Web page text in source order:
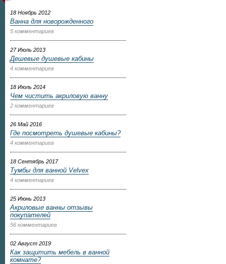
18 Ноябрь 2012
Ванна для новорожденного
5 комментариев
27 Июль 2013
Дешевые душевые кабины
4 комментариев
18 Июль 2014
Чем чистить акриловую ванну
2 комментариев
26 Май 2016
Где посмотреть душевые кабины?
4 комментариев
18 Сентябрь 2017
Тумбы для ванной Velvex
4 комментариев
25 Июнь 2013
Акриловые ванны отзывы
покупателей
56 комментариев
02 Август 2019
Как защитить мебель в ванной
комнате?